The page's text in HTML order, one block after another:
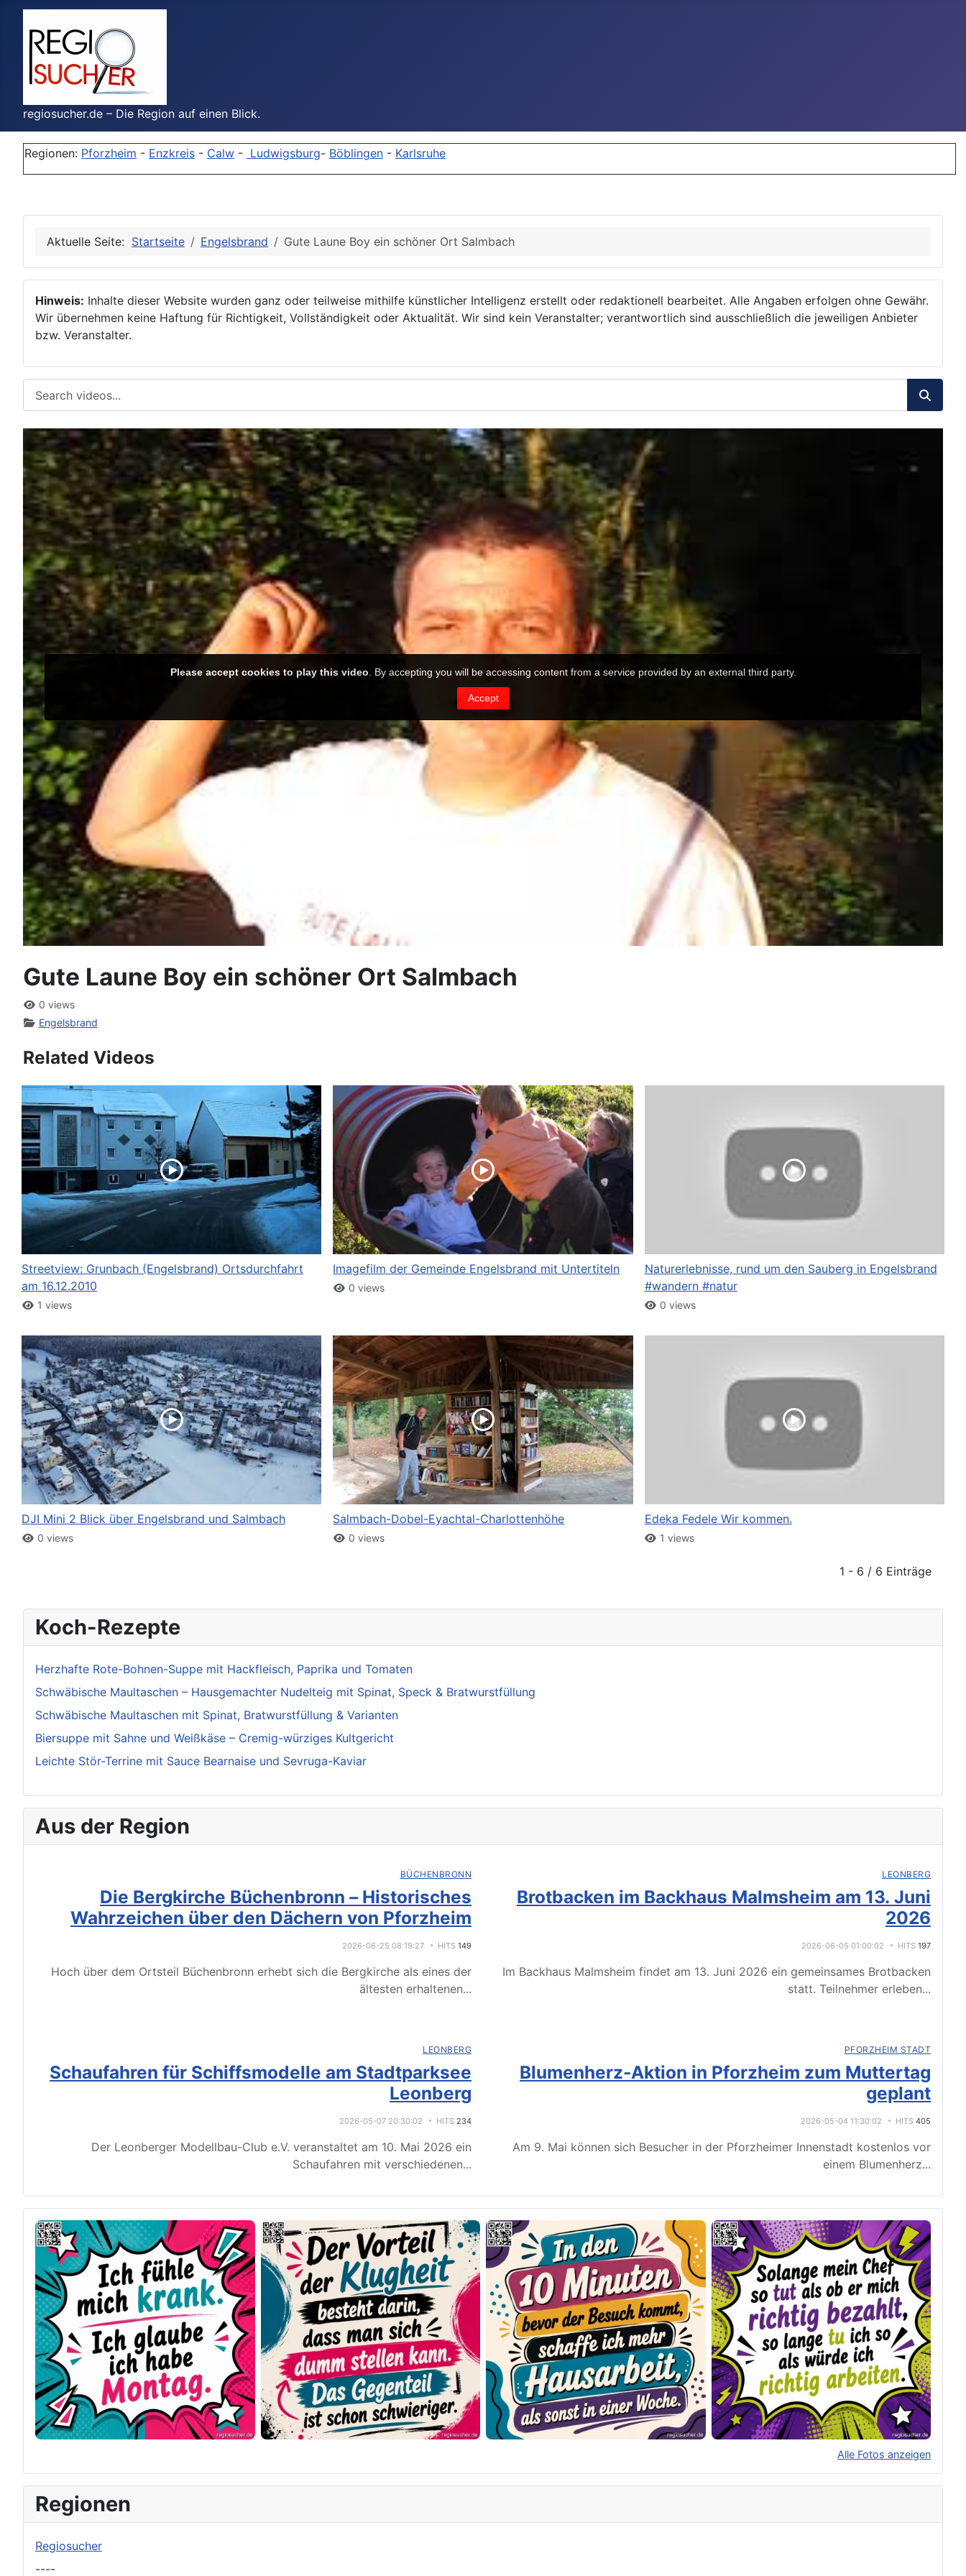
regiosucher.de – Die Region auf einen Blick.
Regionen: Pforzheim - Enzkreis - Calw - Ludwigsburg- Böblingen - Karlsruhe
Aktuelle Seite: Startseite Engelsbrand Gute Laune Boy ein schöner Ort Salmbach
Hinweis: Inhalte dieser Website wurden ganz oder teilweise mithilfe künstlicher Intelligenz erstellt oder redaktionell bearbeitet. Alle Angaben erfolgen ohne Gewähr.
Wir übernehmen keine Haftung für Richtigkeit, Vollständigkeit oder Aktualität. Wir sind kein Veranstalter; verantwortlich sind ausschließlich die jeweiligen Anbieter
bzw. Veranstalter.
Gute Laune Boy ein schöner Ort Salmbach
0 views
Engelsbrand
Related Videos
Streetview: Grunbach (Engelsbrand) Ortsdurchfahrt
am 16.12.2010
1 views
Imagefilm der Gemeinde Engelsbrand mit Untertiteln
0 views
Naturerlebnisse, rund um den Sauberg in Engelsbrand
#wandern #natur
0 views
DJI Mini 2 Blick über Engelsbrand und Salmbach
0 views
Salmbach-Dobel-Eyachtal-Charlottenhöhe
0 views
Edeka Fedele Wir kommen.
1 views
1 - 6 / 6 Einträge
Koch-Rezepte
Herzhafte Rote-Bohnen-Suppe mit Hackfleisch, Paprika und Tomaten
Schwäbische Maultaschen – Hausgemachter Nudelteig mit Spinat, Speck & Bratwurstfüllung
Schwäbische Maultaschen mit Spinat, Bratwurstfüllung & Varianten
Biersuppe mit Sahne und Weißkäse – Cremig-würziges Kultgericht
Leichte Stör-Terrine mit Sauce Bearnaise und Sevruga-Kaviar
Aus der Region
BÜCHENBRONN
Die Bergkirche Büchenbronn – Historisches
Wahrzeichen über den Dächern von Pforzheim
2026-06-25 08:19:27 HITS 149
Hoch über dem Ortsteil Büchenbronn erhebt sich die Bergkirche als eines der
ältesten erhaltenen...
LEONBERG
Brotbacken im Backhaus Malmsheim am 13. Juni
2026
2026-06-05 01:00:02 HITS 197
Im Backhaus Malmsheim findet am 13. Juni 2026 ein gemeinsames Brotbacken
statt. Teilnehmer erleben...
LEONBERG
Schaufahren für Schiffsmodelle am Stadtparksee
Leonberg
2026-05-07 20:30:02 HITS 234
Der Leonberger Modellbau-Club e.V. veranstaltet am 10. Mai 2026 ein
Schaufahren mit verschiedenen...
PFORZHEIM STADT
Blumenherz-Aktion in Pforzheim zum Muttertag
geplant
2026-05-04 11:30:02 HITS 405
Am 9. Mai können sich Besucher in der Pforzheimer Innenstadt kostenlos vor
einem Blumenherz...
Alle Fotos anzeigen
Original herunterladen
Regionen
Regiosucher
----